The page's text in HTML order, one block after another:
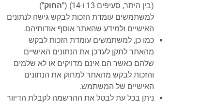
(בין היתר, סעיפים 13 ו-14) (
"החוק")
למשתמשים עומדת הזכות לבקש גישה לנתונים
האישיים ולמידע שהאתר אוסף אודותיהם.
כמו כן, למשתמשים עומדת הזכות לבקש
מהאתר לתקן לעדכן את הנתונים האישיים
שלהם כאשר הם אינם מדויקים או לא שלמים
והזכות לבקש מהאתר למחוק את הנתונים
האישיים של המשתמש.
ניתן בכל עת לבטל את ההרשמה לקבלת הדיוור